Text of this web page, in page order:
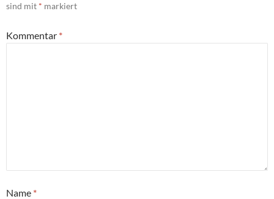
sind mit * markiert
Kommentar *
Name *